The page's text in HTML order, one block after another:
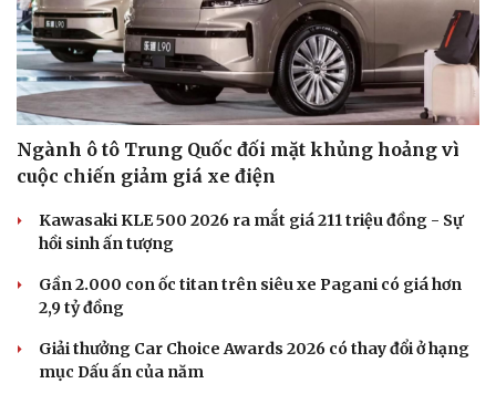
check-in
Cửa sổ tình yêu
Kể chuyện cho bé
Hạt giống tâm hồn
Ngành ô tô Trung Quốc đối mặt khủng hoảng vì
cuộc chiến giảm giá xe điện
Kawasaki KLE 500 2026 ra mắt giá 211 triệu đồng - Sự
hồi sinh ấn tượng
Gần 2.000 con ốc titan trên siêu xe Pagani có giá hơn
2,9 tỷ đồng
Giải thưởng Car Choice Awards 2026 có thay đổi ở hạng
mục Dấu ấn của năm